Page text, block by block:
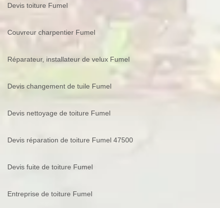
Devis toiture Fumel
Couvreur charpentier Fumel
Réparateur, installateur de velux Fumel
Devis changement de tuile Fumel
Devis nettoyage de toiture Fumel
Devis réparation de toiture Fumel 47500
Devis fuite de toiture Fumel
Entreprise de toiture Fumel